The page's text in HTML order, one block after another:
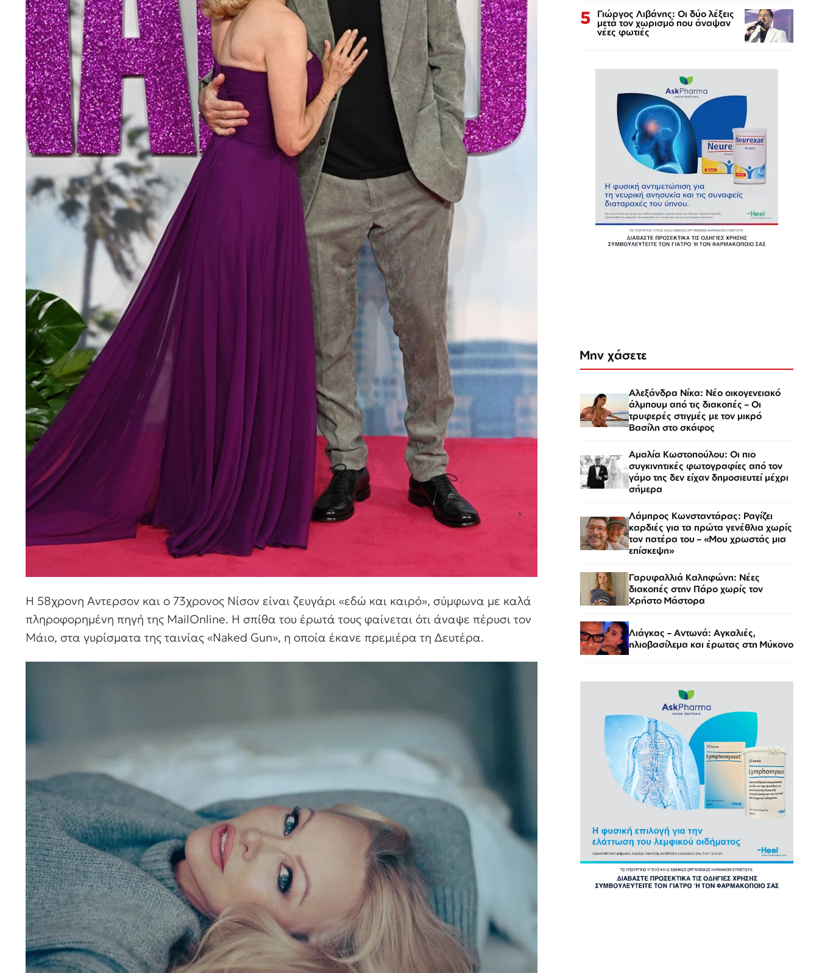
Η 58χρονη Αντερσον και ο 73χρονος Νίσον είναι ζευγάρι «εδώ και καιρό», σύμφωνα με καλά
πληροφορημένη πηγή της MailOnline. Η σπίθα του έρωτά τους φαίνεται ότι άναψε πέρυσι τον
Μάιο, στα γυρίσματα της ταινίας «Naked Gun», η οποία έκανε πρεμιέρα τη Δευτέρα.
5 Γιώργος Λιβάνης: Οι δύο λέξεις
μετά τον χωρισμό που άναψαν
νέες φωτιές
Μην χάσετε
Αλεξάνδρα Νίκα: Νέο οικογενειακό
άλμπουμ από τις διακοπές – Οι
τρυφερές στιγμές με τον μικρό
Βασίλη στο σκάφος
Αμαλία Κωστοπούλου: Οι πιο
συγκινητικές φωτογραφίες από τον
γάμο της δεν είχαν δημοσιευτεί μέχρι
σήμερα
Λάμπρος Κωνσταντάρας: Ραγίζει
καρδιές για τα πρώτα γενέθλια χωρίς
τον πατέρα του – «Μου χρωστάς μια
επίσκεψη»
Γαρυφαλλιά Καληφώνη: Νέες
διακοπές στην Πάρο χωρίς τον
Χρήστο Μάστορα
Λιάγκας – Αντωνά: Αγκαλιές,
ηλιοβασίλεμα και έρωτας στη Μύκονο